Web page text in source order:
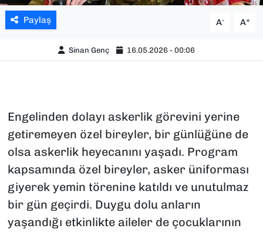
Paylaş A- A+
Sinan Genç 16.05.2026 - 00:06
Engelinden dolayı askerlik görevini yerine
getiremeyen özel bireyler, bir günlüğüne de
olsa askerlik heyecanını yaşadı. Program
kapsamında özel bireyler, asker üniforması
giyerek yemin törenine katıldı ve unutulmaz
bir gün geçirdi. Duygu dolu anların
yaşandığı etkinlikte aileler de çocuklarının